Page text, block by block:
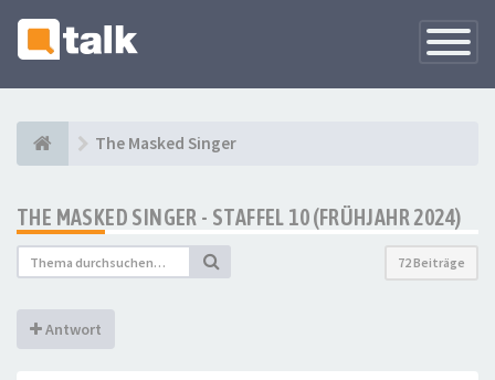
The Masked Singer
THE MASKED SINGER - STAFFEL 10 (FRÜHJAHR 2024)
72 Beiträge
Antwort